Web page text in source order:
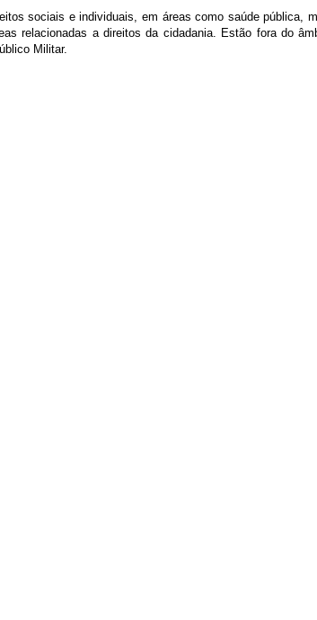
sociais e individuais, em áreas como saúde
relacionadas a direitos da cidadania. Estão fora do
Militar.